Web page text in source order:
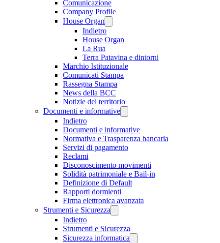
Comunicazione
Company Profile
House Organ
Indietro
House Organ
La Rua
Terra Patavina e dintorni
Marchio Istituzionale
Comunicati Stampa
Rassegna Stampa
News della BCC
Notizie del territorio
Documenti e informative
Indietro
Documenti e informative
Normativa e Trasparenza bancaria
Servizi di pagamento
Reclami
Disconoscimento movimenti
Solidità patrimoniale e Bail-in
Definizione di Default
Rapporti dormienti
Firma elettronica avanzata
Strumenti e Sicurezza
Indietro
Strumenti e Sicurezza
Sicurezza informatica